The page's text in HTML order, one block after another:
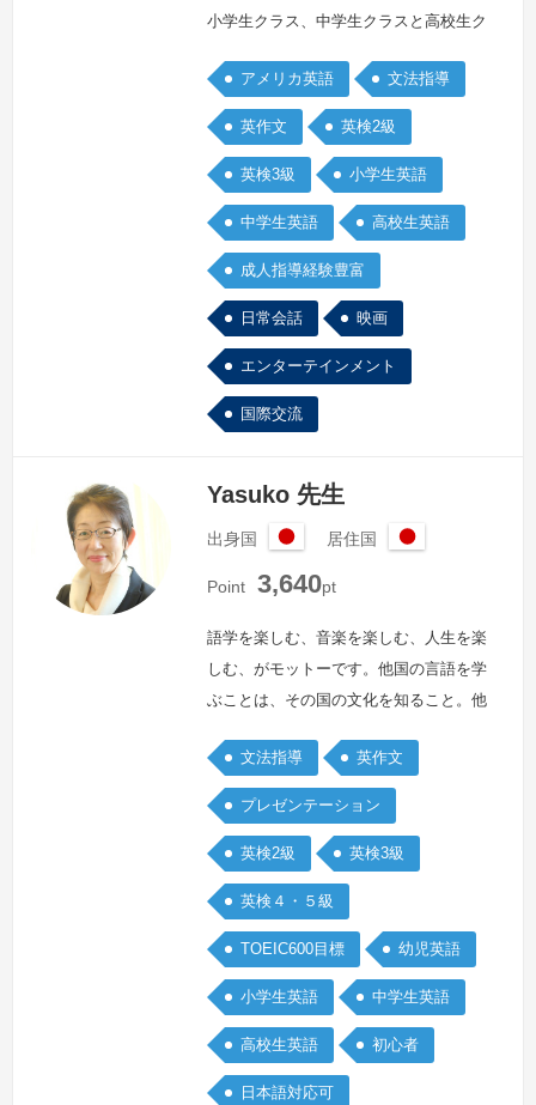
小学生クラス、中学生クラスと高校生ク
をしっかり聴き取り習った文を使って自
分の事が話せるようになる事を目標とし
ています。飽きないようにゲームなどを
しながら楽しく学習できるようにしてい
ます。中学生、高校生クラスでは、
Listening,reading,grammarと単語を増や
す事に力を入れて…続きを見る »
アメリカ英語 文法指導
英作文 英検2級
英検3級 小学生英語
中学生英語 高校生英語
成人指導経験豊富
日常会話 映画
エンターテインメント
国際交流
Yasuko 先生
出身国
日
本
居住国
日
Point 3,640pt
語学を楽しむ、音楽を楽しむ、人生を楽
しむ、がモットーです。他国の言語を学
ぶことは、その国の文化を知ること。他
の文化に目覚めること。私自身、英語の
歌を歌い、英語の本を読むことで、世界
が大きく広がり、日本のすばらしさにも
改めて気付くことができました。楽しく
学ぶことが何より、と心掛けています。
続きを見る »
文法指導 英作文
プレゼンテーション
英検2級 英検3級
英検４・５級
TOEIC600目標 幼児英語
小学生英語 中学生英語
高校生英語 初心者
日本語対応可